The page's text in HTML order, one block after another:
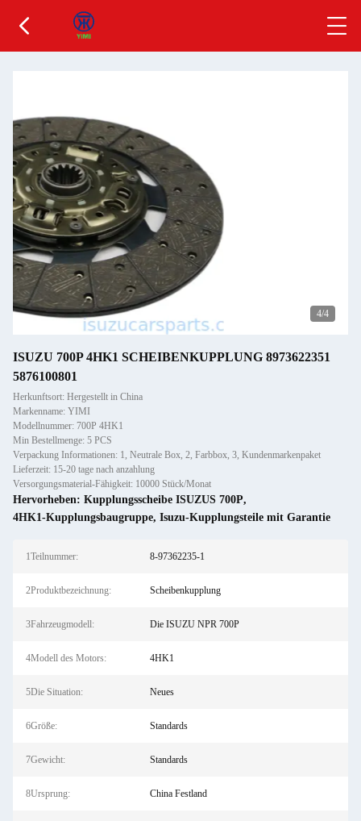
4/4
ISUZU 700P 4HK1 SCHEIBENKUPPLUNG 8973622351
5876100801
Herkunftsort: Hergestellt in China
Markenname: YIMI
Modellnummer: 700P 4HK1
Min Bestellmenge: 5 PCS
Verpackung Informationen: 1, Neutrale Box, 2, Farbbox, 3, Kundenmarkenpaket
Lieferzeit: 15-20 tage nach anzahlung
Versorgungsmaterial-Fähigkeit: 10000 Stück/Monat
Hervorheben: Kupplungsscheibe ISUZUS 700P,
4HK1-Kupplungsbaugruppe, Isuzu-Kupplungsteile mit Garantie
1Teilnummer: 8-97362235-1
2Produktbezeichnung: Scheibenkupplung
3Fahrzeugmodell: Die ISUZU NPR 700P
4Modell des Motors: 4HK1
5Die Situation: Neues
6Größe: Standards
7Gewicht: Standards
8Ursprung: China Festland